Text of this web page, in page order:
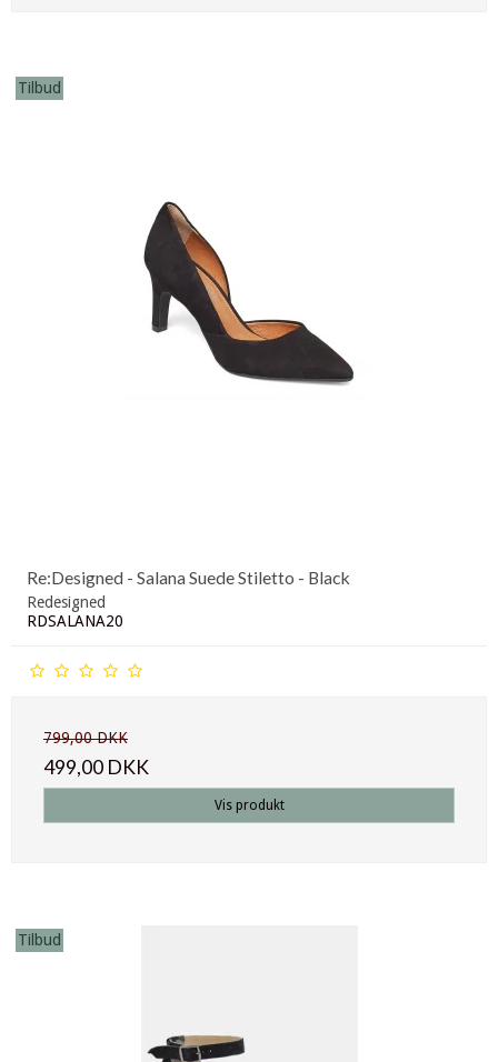
Tilbud
Re:Designed - Salana Suede Stiletto - Black
Redesigned
RDSALANA20
799,00 DKK
499,00 DKK
Vis produkt
Tilbud